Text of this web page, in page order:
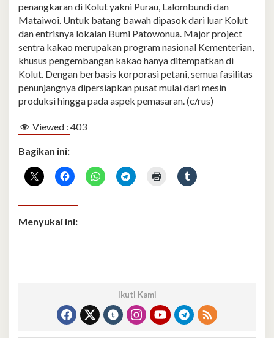
penangkaran di Kolut yakni Purau, Lalombundi dan
Mataiwoi. Untuk batang bawah dipasok dari luar Kolut
dan entrisnya lokalan Bumi Patowonua. Major project
sentra kakao merupakan program nasional Kementerian,
khusus pengembangan kakao hanya ditempatkan di
Kolut. Dengan berbasis korporasi petani, semua fasilitas
penunjangnya dipersiapkan pusat mulai dari mesin
produksi hingga pada aspek pemasaran. (c/rus)
Viewed : 403
Bagikan ini:
Menyukai ini:
Ikuti Kami